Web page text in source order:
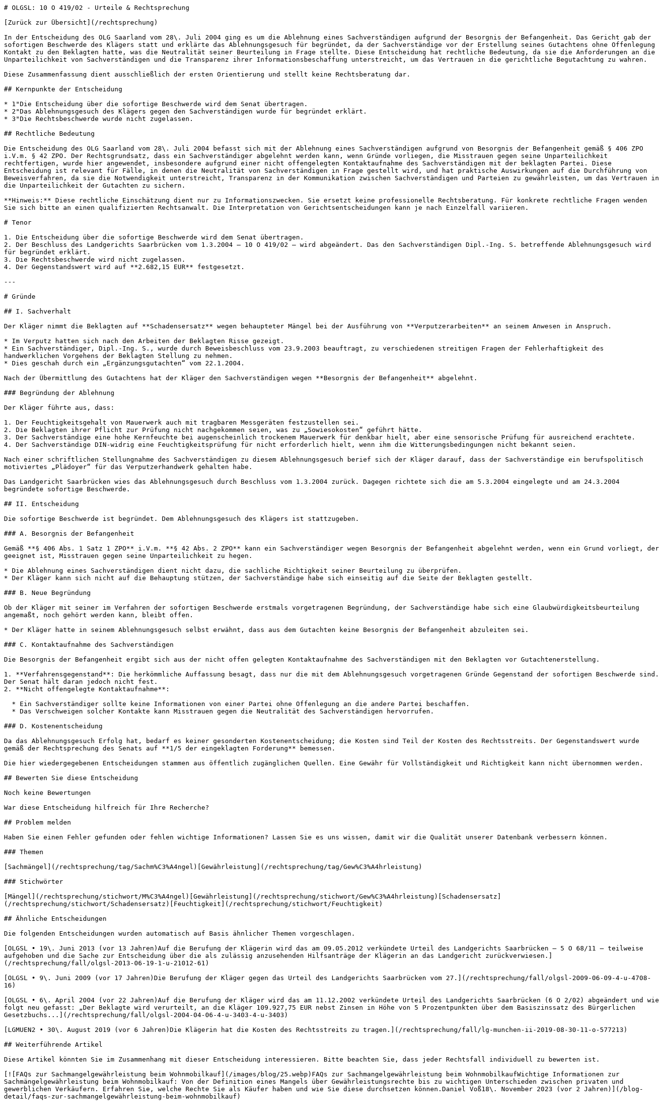
# OLGSL: 10 O 419/02 - Urteile & Rechtsprechung

[Zurück zur Übersicht](/rechtsprechung)

In der Entscheidung des OLG Saarland vom 28\. Juli 2004 ging es um die Ablehnung eines Sachverständigen aufgrund der Besorgnis der Befangenheit. Das Gericht gab der sofortigen Beschwerde des Klägers statt und erklärte das Ablehnungsgesuch für begründet, da der Sachverständige vor der Erstellung seines Gutachtens ohne Offenlegung Kontakt zu den Beklagten hatte, was die Neutralität seiner Beurteilung in Frage stellte. Diese Entscheidung hat rechtliche Bedeutung, da sie die Anforderungen an die Unparteilichkeit von Sachverständigen und die Transparenz ihrer Informationsbeschaffung unterstreicht, um das Vertrauen in die gerichtliche Begutachtung zu wahren.

Diese Zusammenfassung dient ausschließlich der ersten Orientierung und stellt keine Rechtsberatung dar.

## Kernpunkte der Entscheidung

* 1"Die Entscheidung über die sofortige Beschwerde wird dem Senat übertragen.
* 2"Das Ablehnungsgesuch des Klägers gegen den Sachverständigen wurde für begründet erklärt.
* 3"Die Rechtsbeschwerde wurde nicht zugelassen.

## Rechtliche Bedeutung

Die Entscheidung des OLG Saarland vom 28\. Juli 2004 befasst sich mit der Ablehnung eines Sachverständigen aufgrund von Besorgnis der Befangenheit gemäß § 406 ZPO i.V.m. § 42 ZPO. Der Rechtsgrundsatz, dass ein Sachverständiger abgelehnt werden kann, wenn Gründe vorliegen, die Misstrauen gegen seine Unparteilichkeit rechtfertigen, wurde hier angewendet, insbesondere aufgrund einer nicht offengelegten Kontaktaufnahme des Sachverständigen mit der beklagten Partei. Diese Entscheidung ist relevant für Fälle, in denen die Neutralität von Sachverständigen in Frage gestellt wird, und hat praktische Auswirkungen auf die Durchführung von Beweisverfahren, da sie die Notwendigkeit unterstreicht, Transparenz in der Kommunikation zwischen Sachverständigen und Parteien zu gewährleisten, um das Vertrauen in die Unparteilichkeit der Gutachten zu sichern.

**Hinweis:** Diese rechtliche Einschätzung dient nur zu Informationszwecken. Sie ersetzt keine professionelle Rechtsberatung. Für konkrete rechtliche Fragen wenden Sie sich bitte an einen qualifizierten Rechtsanwalt. Die Interpretation von Gerichtsentscheidungen kann je nach Einzelfall variieren.

# Tenor

1. Die Entscheidung über die sofortige Beschwerde wird dem Senat übertragen.
2. Der Beschluss des Landgerichts Saarbrücken vom 1.3.2004 – 10 O 419/02 – wird abgeändert. Das den Sachverständigen Dipl.-Ing. S. betreffende Ablehnungsgesuch wird für begründet erklärt.
3. Die Rechtsbeschwerde wird nicht zugelassen.
4. Der Gegenstandswert wird auf **2.682,15 EUR** festgesetzt.

---

# Gründe

## I. Sachverhalt

Der Kläger nimmt die Beklagten auf **Schadensersatz** wegen behaupteter Mängel bei der Ausführung von **Verputzerarbeiten** an seinem Anwesen in Anspruch.

* Im Verputz hatten sich nach den Arbeiten der Beklagten Risse gezeigt.
* Ein Sachverständiger, Dipl.-Ing. S., wurde durch Beweisbeschluss vom 23.9.2003 beauftragt, zu verschiedenen streitigen Fragen der Fehlerhaftigkeit des handwerklichen Vorgehens der Beklagten Stellung zu nehmen.
* Dies geschah durch ein „Ergänzungsgutachten“ vom 22.1.2004.

Nach der Übermittlung des Gutachtens hat der Kläger den Sachverständigen wegen **Besorgnis der Befangenheit** abgelehnt.

### Begründung der Ablehnung

Der Kläger führte aus, dass:

1. Der Feuchtigkeitsgehalt von Mauerwerk auch mit tragbaren Messgeräten festzustellen sei.
2. Die Beklagten ihrer Pflicht zur Prüfung nicht nachgekommen seien, was zu „Sowiesokosten“ geführt hätte.
3. Der Sachverständige eine hohe Kernfeuchte bei augenscheinlich trockenem Mauerwerk für denkbar hielt, aber eine sensorische Prüfung für ausreichend erachtete.
4. Der Sachverständige DIN-widrig eine Feuchtigkeitsprüfung für nicht erforderlich hielt, wenn ihm die Witterungsbedingungen nicht bekannt seien.

Nach einer schriftlichen Stellungnahme des Sachverständigen zu diesem Ablehnungsgesuch berief sich der Kläger darauf, dass der Sachverständige ein berufspolitisch motiviertes „Plädoyer“ für das Verputzerhandwerk gehalten habe.

Das Landgericht Saarbrücken wies das Ablehnungsgesuch durch Beschluss vom 1.3.2004 zurück. Dagegen richtete sich die am 5.3.2004 eingelegte und am 24.3.2004 begründete sofortige Beschwerde.

## II. Entscheidung

Die sofortige Beschwerde ist begründet. Dem Ablehnungsgesuch des Klägers ist stattzugeben.

### A. Besorgnis der Befangenheit

Gemäß **§ 406 Abs. 1 Satz 1 ZPO** i.V.m. **§ 42 Abs. 2 ZPO** kann ein Sachverständiger wegen Besorgnis der Befangenheit abgelehnt werden, wenn ein Grund vorliegt, der geeignet ist, Misstrauen gegen seine Unparteilichkeit zu hegen.

* Die Ablehnung eines Sachverständigen dient nicht dazu, die sachliche Richtigkeit seiner Beurteilung zu überprüfen.
* Der Kläger kann sich nicht auf die Behauptung stützen, der Sachverständige habe sich einseitig auf die Seite der Beklagten gestellt.

### B. Neue Begründung

Ob der Kläger mit seiner im Verfahren der sofortigen Beschwerde erstmals vorgetragenen Begründung, der Sachverständige habe sich eine Glaubwürdigkeitsbeurteilung angemaßt, noch gehört werden kann, bleibt offen.

* Der Kläger hatte in seinem Ablehnungsgesuch selbst erwähnt, dass aus dem Gutachten keine Besorgnis der Befangenheit abzuleiten sei.

### C. Kontaktaufnahme des Sachverständigen

Die Besorgnis der Befangenheit ergibt sich aus der nicht offen gelegten Kontaktaufnahme des Sachverständigen mit den Beklagten vor Gutachtenerstellung.

1. **Verfahrensgegenstand**: Die herkömmliche Auffassung besagt, dass nur die mit dem Ablehnungsgesuch vorgetragenen Gründe Gegenstand der sofortigen Beschwerde sind. Der Senat hält daran jedoch nicht fest.
2. **Nicht offengelegte Kontaktaufnahme**:

  * Ein Sachverständiger sollte keine Informationen von einer Partei ohne Offenlegung an die andere Partei beschaffen.
  * Das Verschweigen solcher Kontakte kann Misstrauen gegen die Neutralität des Sachverständigen hervorrufen.

### D. Kostenentscheidung

Da das Ablehnungsgesuch Erfolg hat, bedarf es keiner gesonderten Kostenentscheidung; die Kosten sind Teil der Kosten des Rechtsstreits. Der Gegenstandswert wurde gemäß der Rechtsprechung des Senats auf **1/5 der eingeklagten Forderung** bemessen.

Die hier wiedergegebenen Entscheidungen stammen aus öffentlich zugänglichen Quellen. Eine Gewähr für Vollständigkeit und Richtigkeit kann nicht übernommen werden.

## Bewerten Sie diese Entscheidung

Noch keine Bewertungen

War diese Entscheidung hilfreich für Ihre Recherche?

## Problem melden

Haben Sie einen Fehler gefunden oder fehlen wichtige Informationen? Lassen Sie es uns wissen, damit wir die Qualität unserer Datenbank verbessern können.

### Themen

[Sachmängel](/rechtsprechung/tag/Sachm%C3%A4ngel)[Gewährleistung](/rechtsprechung/tag/Gew%C3%A4hrleistung)

### Stichwörter

[Mängel](/rechtsprechung/stichwort/M%C3%A4ngel)[Gewährleistung](/rechtsprechung/stichwort/Gew%C3%A4hrleistung)[Schadensersatz](/rechtsprechung/stichwort/Schadensersatz)[Feuchtigkeit](/rechtsprechung/stichwort/Feuchtigkeit)

## Ähnliche Entscheidungen

Die folgenden Entscheidungen wurden automatisch auf Basis ähnlicher Themen vorgeschlagen.

[OLGSL • 19\. Juni 2013 (vor 13 Jahren)Auf die Berufung der Klägerin wird das am 09.05.2012 verkündete Urteil des Landgerichts Saarbrücken – 5 O 68/11 – teilweise aufgehoben und die Sache zur Entscheidung über die als zulässig anzusehenden Hilfsanträge der Klägerin an das Landgericht zurückverwiesen.](/rechtsprechung/fall/olgsl-2013-06-19-1-u-21012-61)

[OLGSL • 9\. Juni 2009 (vor 17 Jahren)Die Berufung der Kläger gegen das Urteil des Landgerichts Saarbrücken vom 27.](/rechtsprechung/fall/olgsl-2009-06-09-4-u-4708-16)

[OLGSL • 6\. April 2004 (vor 22 Jahren)Auf die Berufung der Kläger wird das am 11.12.2002 verkündete Urteil des Landgerichts Saarbrücken (6 O 2/02) abgeändert und wie folgt neu gefasst: „Der Beklagte wird verurteilt, an die Kläger 109.927,75 EUR nebst Zinsen in Höhe von 5 Prozentpunkten über dem Basiszinssatz des Bürgerlichen Gesetzbuchs...](/rechtsprechung/fall/olgsl-2004-04-06-4-u-3403-4-u-3403)

[LGMUEN2 • 30\. August 2019 (vor 6 Jahren)Die Klägerin hat die Kosten des Rechtsstreits zu tragen.](/rechtsprechung/fall/lg-munchen-ii-2019-08-30-11-o-577213)

## Weiterführende Artikel

Diese Artikel könnten Sie im Zusammenhang mit dieser Entscheidung interessieren. Bitte beachten Sie, dass jeder Rechtsfall individuell zu bewerten ist.

[![FAQs zur Sachmangelgewährleistung beim Wohnmobilkauf](/images/blog/25.webp)FAQs zur Sachmangelgewährleistung beim WohnmobilkaufWichtige Informationen zur Sachmängelgewährleistung beim Wohnmobilkauf: Von der Definition eines Mangels über Gewährleistungsrechte bis zu wichtigen Unterschieden zwischen privaten und gewerblichen Verkäufern. Erfahren Sie, welche Rechte Sie als Käufer haben und wie Sie diese durchsetzen können.Daniel Voß18\. November 2023 (vor 2 Jahren)](/blog-detail/faqs-zur-sachmangelgewährleistung-beim-wohnmobilkauf)

[![Gebrauchtbootkauf](/images/blog/20.webp)GebrauchtbootkaufWichtige Informationen zum Gebrauchtbootkauf: Von der Gewährleistung über Sachmängel bis zu Ihren Rechten als Käufer. Erfahren Sie, worauf Sie beim Kauf eines gebrauchten Bootes achten müssen.Daniel Voß15\. November 2023 (vor 2 Jahren)](/blog-detail/gebrauchtbootkauf)

[![Wohnmobilkauf](/images/blog/31.webp)WohnmobilkaufWichtige rechtliche Informationen zu versteckten Mängeln beim Wohnmobilkauf - von der Dokumentation bis zur Durchsetzung von Ansprüchen. Praxisrelevante Hinweise für Käufer.Daniel Voß14\. November 2023 (vor 2 Jahren)](/blog-detail/wohnmobilkauf)

### Rechtlicher Hinweis

Die auf dieser Seite bereitgestellten Informationen zu Gerichtsentscheidungen dienen ausschließlich allgemeinen Informationszwecken. Sie stellen weder eine Rechtsberatung dar noch ersetzen sie eine solche.

Für eine verbindliche rechtliche Einschätzung Ihrer individuellen Situation empfehlen wir Ihnen, sich an einen qualifizierten Rech